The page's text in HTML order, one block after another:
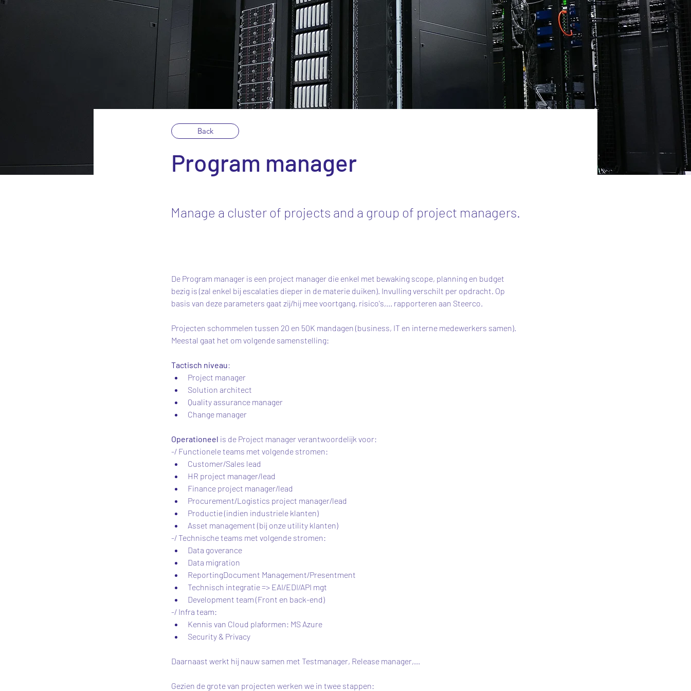
Back
Program manager
Manage a cluster of projects and a group of project managers.
De Program manager is een project manager die enkel met bewaking scope, planning en budget
bezig is (zal enkel bij escalaties dieper in de materie duiken). Invulling verschilt per opdracht. Op
basis van deze parameters gaat zij/hij mee voortgang, risico's,... rapporteren aan Steerco.
Projecten schommelen tussen 20 en 50K mandagen (business, IT en interne medewerkers samen).
Tactisch niveau:
Project manager
Solution architect
Quality assurance manager
Change manager
Operationeel is de Project manager verantwoordelijk voor:
-/ Functionele teams met volgende stromen:
Customer/Sales lead
HR project manager/lead
Finance project manager/lead
Procurement/Logistics project manager/lead
Productie (indien industriele klanten)
Asset management (bij onze utility klanten)
-/ Technische teams met volgende stromen:
Data goverance
Data migration
ReportingDocument Management/Presentment
Technisch integratie => EAI/EDI/API mgt
Development team (Front en back-end)
-/ Infra team:
Kennis van Cloud plaformen: MS Azure
Security & Privacy
Daarnaast werkt hij nauw samen met Testmanager, Release manager,...
Gezien de grote van projecten werken we in twee stappen: